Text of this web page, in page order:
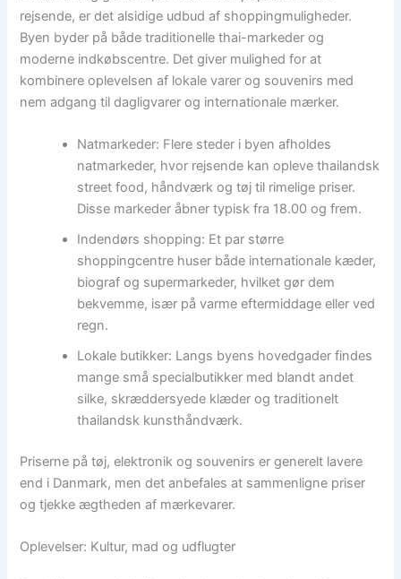
rejsende, er det alsidige udbud af shoppingmuligheder.
Byen byder på både traditionelle thai-markeder og
moderne indkøbscentre. Det giver mulighed for at
kombinere oplevelsen af lokale varer og souvenirs med
nem adgang til dagligvarer og internationale mærker.
Natmarkeder: Flere steder i byen afholdes
natmarkeder, hvor rejsende kan opleve thailandsk
street food, håndværk og tøj til rimelige priser.
Disse markeder åbner typisk fra 18.00 og frem.
Indendørs shopping: Et par større
shoppingcentre huser både internationale kæder,
biograf og supermarkeder, hvilket gør dem
bekvemme, især på varme eftermiddage eller ved
regn.
Lokale butikker: Langs byens hovedgader findes
mange små specialbutikker med blandt andet
silke, skræddersyede klæder og traditionelt
thailandsk kunsthåndværk.
Priserne på tøj, elektronik og souvenirs er generelt lavere
end i Danmark, men det anbefales at sammenligne priser
og tjekke ægtheden af mærkevarer.
Oplevelser: Kultur, mad og udflugter